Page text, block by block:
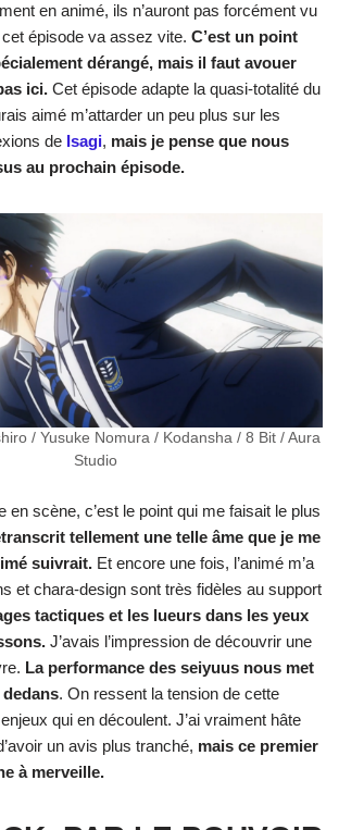
en animé, ils n’auront pas forcément vu
épisode va assez vite. C’est un point
dérangé, mais il faut avouer
ici. Cet épisode adapte la quasi-totalité du
aimé m’attarder un peu plus sur les
de Isagi, mais je pense que nous
au prochain épisode.
/ Yusuke Nomura / Kodansha / 8 Bit / Aura
Studio
en scène, c’est le point qui me faisait le plus
tellement une telle âme que je me
suivrait. Et encore une fois, l’animé m’a
et chara-design sont très fidèles au support
tactiques et les lueurs dans les yeux
J’avais l’impression de découvrir une
La performance des seiyuus nous met
. On ressent la tension de cette
qui en découlent. J’ai vraiment hâte
un avis plus tranché, mais ce premier
à merveille.